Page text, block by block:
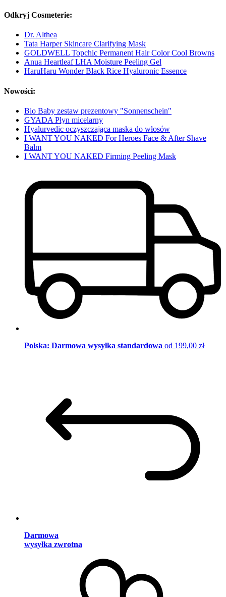
Odkryj Cosmeterie:
Dr. Althea
Tata Harper Skincare Clarifying Mask
GOLDWELL Topchic Permanent Hair Color Cool Browns
Anua Heartleaf LHA Moisture Peeling Gel
HaruHaru Wonder Black Rice Hyaluronic Essence
Nowości:
Bio Baby zestaw prezentowy "Sonnenschein"
GYADA Płyn micelarny
Hyalurvedic oczyszczająca maska do włosów
I WANT YOU NAKED For Heroes Face & After Shave
Balm
I WANT YOU NAKED Firming Peeling Mask
Polska: Darmowa wysyłka standardowa od 199,00 zł
Darmowa
wysyłka zwrotna